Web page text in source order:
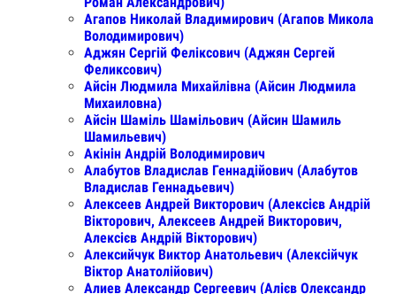
Агапов Николай Владимирович (Агапов Микола
Володимирович)
Аджян Сергій Феліксович (Аджян Сергей
Феликсович)
Айсін Людмила Михайлівна (Айсин Людмила
Михаиловна)
Айсін Шаміль Шамільович (Айсин Шамиль
Шамильевич)
Акінін Андрій Володимирович
Алабутов Владислав Геннадійович (Алабутов
Владислав Геннадьевич)
Алексеев Андрей Викторович (Алексієв Андрій
Вікторович, Алексеев Андрей Викторович,
Алексієв Андрій Вікторович)
Алексийчук Виктор Анатольевич (Алексійчук
Віктор Анатолійович)
Алиев Александр Сергеевич (Алієв Олександр